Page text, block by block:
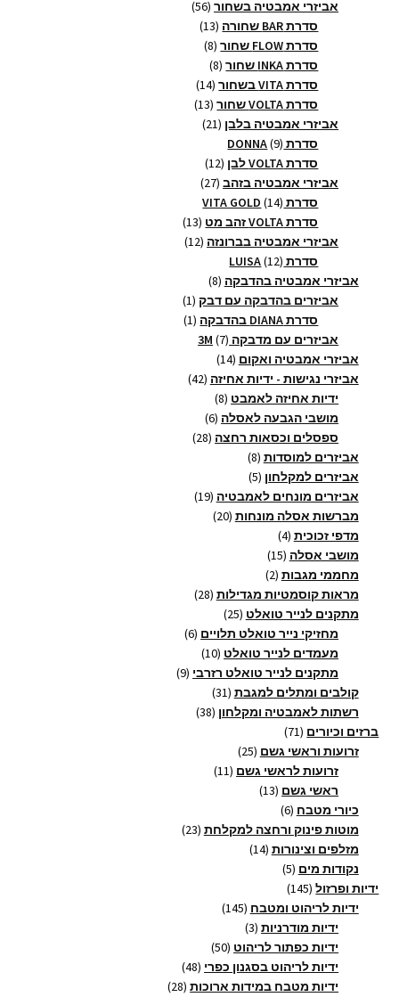
אביזרי אמבטיה בשחור 56
56
סדרת BAR שחורה 13
13
מוצרים
סדרת FLOW שחור 8
8
סדרת INKA שחור 8
8
מוצרים
סדרת VITA בשחור 14
14
מוצרים
סדרת VOLTA שחור 13
13
אביזרי אמבטיה בלבן 21
21
סדרת DONNA 9
9
מוצרים סדרת VOLTA לבן 12
12
מוצרים
אביזרי אמבטיה בזהב 27
27
מוצרים
סדרת VITA GOLD 14
14
מוצרים סדרת VOLTA זהב מט 13
13
מוצרים
אביזרי אמבטיה בברונזה 12
12
סדרת LUISA 12
12
מוצרים
אביזרי אמבטיה בהדבקה 8
8
מוצריםאביזרים בהדבקה עם דבק 1מוצר
1
סדרת DIANA בהדבקה 1מוצר
אביזרים עם מדבקה 3M 7
7
מוצרים
אביזרי אמבטיה ואקום 14
14
מוצריםאביזרי נגישות - ידיות אחיזה 42
42
ידיות אחיזה לאמבט 8
8
מוצרים מושבי הגבעה לאסלה 6
6
מוצרים ספסלים וכסאות רחצה 28
28
אביזרים למוסדות 8
8
מוצרים
אביזרים למקלחון 5
5
מוצרים
אביזרים מונחים לאמבטיה 19
19
מברשות אסלה מונחות 20
20
מדפי זכוכית 4
4
מוצרים מושבי אסלה 15
15
מוצרים
מחממי מגבות 2
2
מוצרים
מראות קוסמטיות מגדילות 28
28
מתקנים לנייר טואלט 25
25
מוצרים
מחזיקי נייר טואלט תלויים 6
6
מעמדים לנייר טואלט 10
10
מוצריםמתקנים לנייר טואלט רזרבי 9
9
קולבים ומתלים למגבת 31
31
מוצרים רשתות לאמבטיה ומקלחון 38
38
ברזים וכיורים 71
71
מוצרים
זרועות וראשי גשם 25
25
מוצריםזרועות לראשי גשם 11
11
ראשי גשם 13
13
כיורי מטבח 6
6
מוצרים
מוטות פינוק ורחצה למקלחת 23
23
מזלפים וצינורות 14
14
נקודות מים 5
5
ידיות ופרזול 145
145
מוצרים
ידיות לריהוט ומטבח 145
145
ידיות מודרניות 3
3
מוצריםידיות כפתור לריהוט 50
50
מוצריםידיות לריהוט בסגנון כפרי 48
48
מוצרים ידיות מטבח במידות ארוכות 28
28